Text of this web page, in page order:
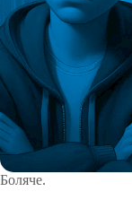
Боляче.